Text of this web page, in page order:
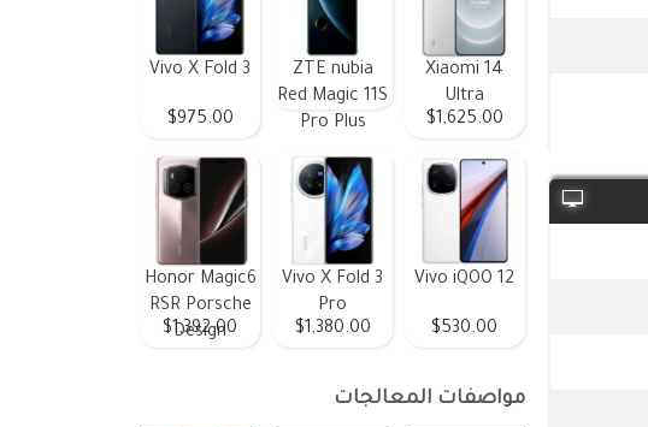
Xiaomi 14
Ultra
$1,625.00
ZTE nubia
Red Magic 11S
Pro Plus
Vivo X Fold 3
$975.00
Vivo iQOO 12
$530.00
Vivo X Fold 3
Pro
$1,380.00
Honor Magic6
RSR Porsche
Design
$1,392.00
مواصفات المعالجات